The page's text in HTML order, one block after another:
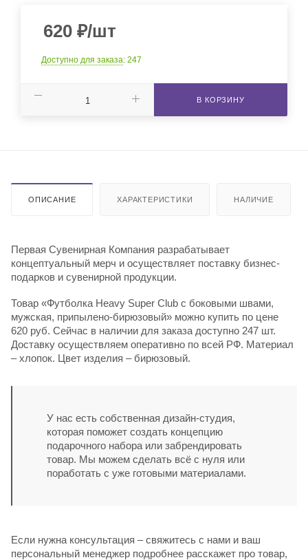
620 ₽/шт
Доступно для заказа: 247
В КОРЗИНУ
ОПИСАНИЕ ХАРАКТЕРИСТИКИ НАЛИЧИЕ
Первая Сувенирная Компания разрабатывает
концептуальный мерч и осуществляет поставку бизнес-
подарков и сувенирной продукции.
Товар «Футболка Heavy Super Club с боковыми швами,
мужская, припылено-бирюзовый» можно купить по цене
620 руб. Сейчас в наличии для заказа доступно 247 шт.
Доставку осуществляем оперативно по всей РФ. Материал
– хлопок. Цвет изделия – бирюзовый.
У нас есть собственная дизайн-студия,
которая поможет создать концепцию
подарочного набора или забрендировать
товар. Мы можем сделать всё с нуля или
поработать с уже готовыми материалами.
Если нужна консультация – свяжитесь с нами и ваш
персональный менеджер подробнее расскажет про товар,